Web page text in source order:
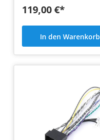
119,00 €*
In den Warenkorb